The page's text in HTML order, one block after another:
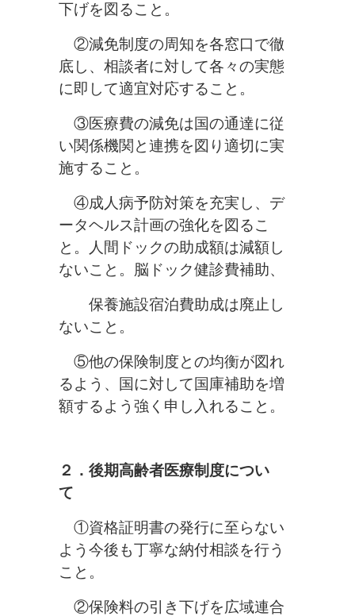
下げを図ること。
②減免制度の周知を各窓口で徹
底し、相談者に対して各々の実態
に即して適宜対応すること。
③医療費の減免は国の通達に従
い関係機関と連携を図り適切に実
施すること。
④成人病予防対策を充実し、デ
ータヘルス計画の強化を図るこ
と。人間ドックの助成額は減額し
ないこと。脳ドック健診費補助、
保養施設宿泊費助成は廃止し
ないこと。
⑤他の保険制度との均衡が図れ
るよう、国に対して国庫補助を増
額するよう強く申し入れること。
２．後期高齢者医療制度につい
て
①資格証明書の発行に至らない
よう今後も丁寧な納付相談を行う
こと。
②保険料の引き下げを広域連合